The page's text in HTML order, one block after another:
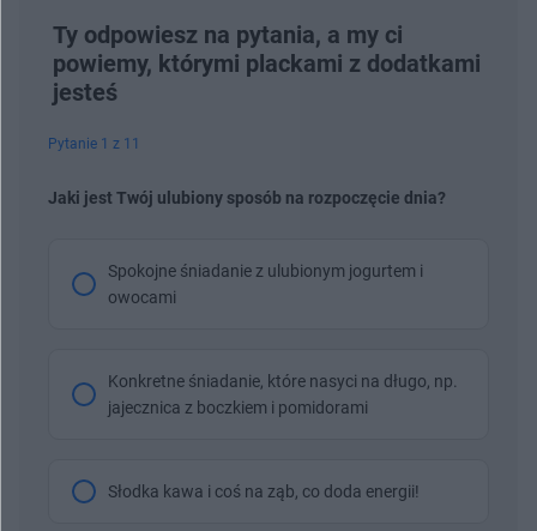
Ty odpowiesz na pytania, a my ci
powiemy, którymi plackami z dodatkami
jesteś
Pytanie 1 z 11
Jaki jest Twój ulubiony sposób na rozpoczęcie dnia?
Spokojne śniadanie z ulubionym jogurtem i
owocami
Konkretne śniadanie, które nasyci na długo, np.
jajecznica z boczkiem i pomidorami
Słodka kawa i coś na ząb, co doda energii!